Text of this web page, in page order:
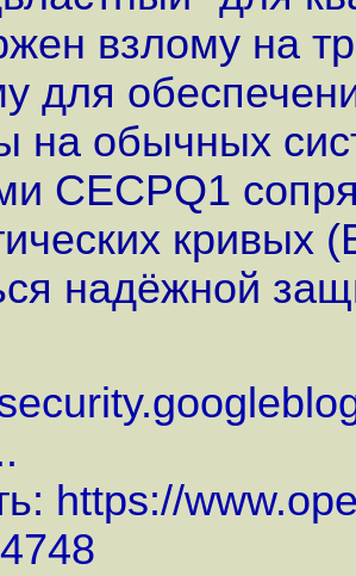
взлому на
для
на обычных
CECPQ1
кривых
надёжной
https://